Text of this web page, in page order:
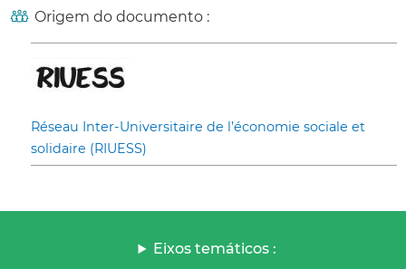
Origem do documento :
Réseau Inter-Universitaire de l’économie sociale et
solidaire (RIUESS)
Eixos temáticos :